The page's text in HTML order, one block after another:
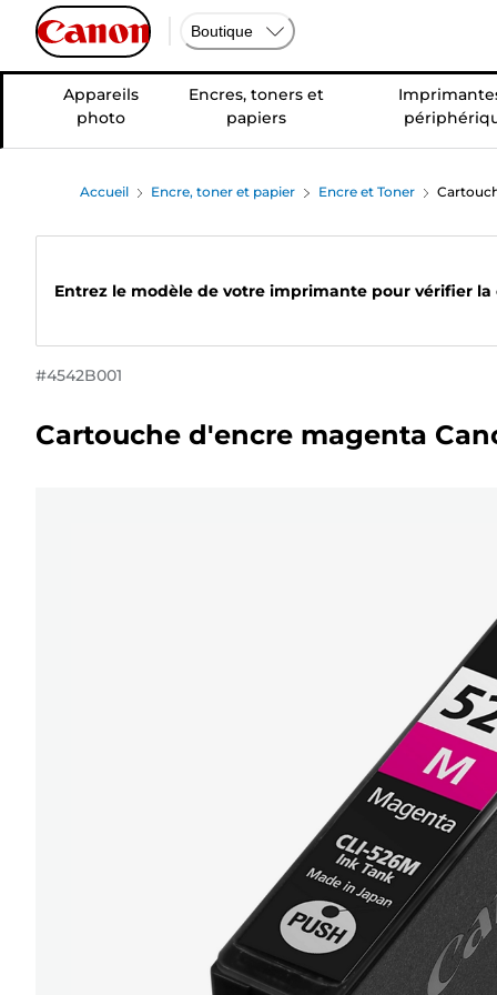
Boutique
Appareils
photo
Encres, toners et
papiers
Accueil Encre, toner et papier Encre et Toner
Entrez le modèle de votre imprimante pour vérifier
#4542B001
Cartouche d'encre magenta